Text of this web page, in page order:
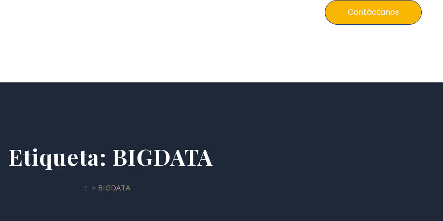
Contáctanos
Etiqueta: BIGDATA
> BIGDATA